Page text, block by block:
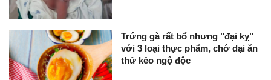
Trứng gà rất bổ nhưng "đại kỵ"
với 3 loại thực phẩm, chớ dại ăn
thử kẻo ngộ độc